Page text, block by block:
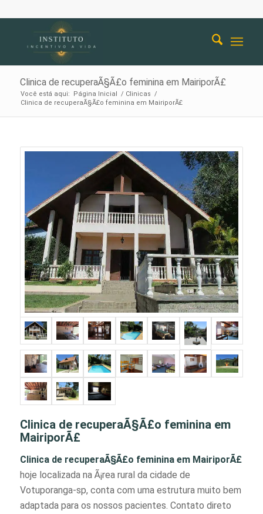
Clinica de recuperaÃ§Ã£o feminina em MairiporÃ£
Você está aqui: Página Inicial / Clinicas /
Clinica de recuperaÃ§Ã£o feminina em MairiporÃ£
Clinica de recuperaÃ§Ã£o feminina em
MairiporÃ£
Clinica de recuperaÃ§Ã£o feminina em MairiporÃ£
hoje localizada na Ã¡rea rural da cidade de
Votuporanga-sp, conta com uma estrutura muito bem
adaptada para os nossos pacientes. Contato direto